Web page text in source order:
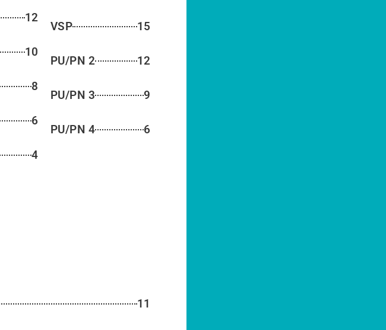
12
10
8
6
4
VSP 15
PU/PN 2 12
PU/PN 3 9
PU/PN 4 6
11